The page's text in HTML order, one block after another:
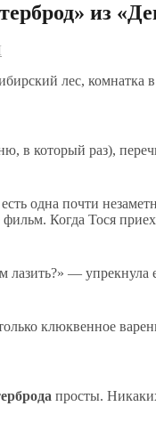
из
лес, комнатка
в который раз),
одна почти
Когда Тося
— упрекнула
клюквенное
просты.